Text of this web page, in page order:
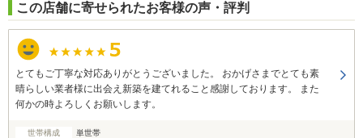
この店舗に寄せられたお客様の声・評判
とてもご丁寧な対応ありがとうございました。 おかげさまでとても素
晴らしい業者様に出会え新築を建てれること感謝しております。 また
何かの時よろしくお願いします。
世帯構成
単世帯